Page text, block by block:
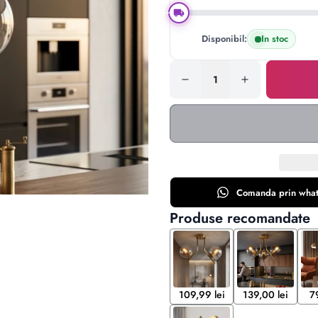
Disponibil: In stoc
Comanda prin
Produse recomandate
109,99 lei 139,00 lei